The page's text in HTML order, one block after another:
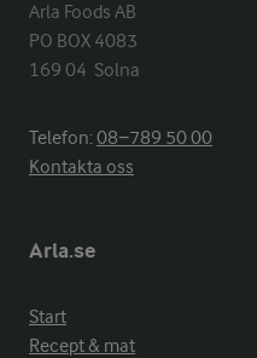
Arla Foods AB
PO BOX 4083
169 04  Solna
Telefon:08−789 50 00
Kontakta oss
Arla.se
Start
Recept & mat